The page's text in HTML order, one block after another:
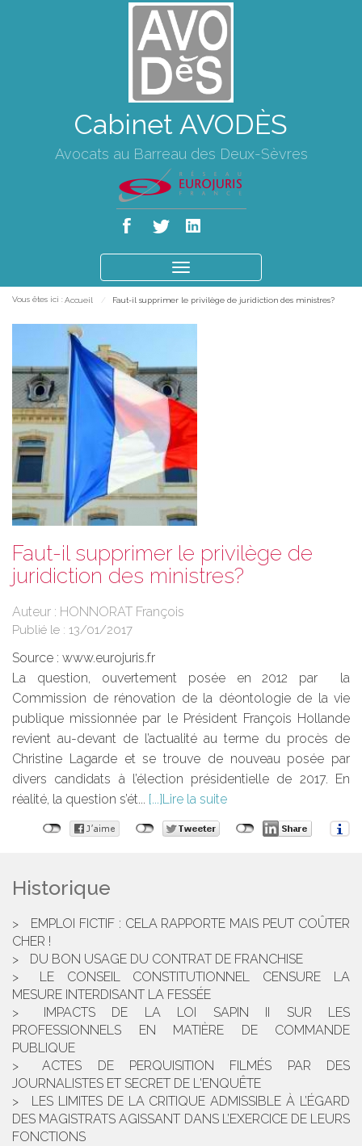
Cabinet AVODÈS
Avocats au Barreau des Deux-Sèvres
le
Vous êtes ici : Accueil Faut-il supprimer le privilège de juridiction des ministres?
Faut-il supprimer le privilège de
juridiction des ministres?
Auteur : HONNORAT François
Publié le : 13/01/2017
Source : www.eurojuris.fr
La question, ouvertement posée en 2012 par la
Commission de rénovation de la déontologie de la vie
publique missionnée par le Président François Hollande
revient au-devant de l’actualité au terme du procès de
Christine Lagarde et se trouve de nouveau posée par
divers candidats à l’élection présidentielle de 2017. En
réalité, la question s’ét...
Lire la suite
Historique
EMPLOI FICTIF : CELA RAPPORTE MAIS PEUT COÛTER
CHER !
DU BON USAGE DU CONTRAT DE FRANCHISE
LE CONSEIL CONSTITUTIONNEL CENSURE LA
MESURE INTERDISANT LA FESSÉE
IMPACTS DE LA LOI SAPIN II SUR LES
PROFESSIONNELS EN MATIÈRE DE COMMANDE
PUBLIQUE
ACTES DE PERQUISITION FILMÉS PAR DES
JOURNALISTES ET SECRET DE L'ENQUÊTE
LES LIMITES DE LA CRITIQUE ADMISSIBLE À L’ÉGARD
DES MAGISTRATS AGISSANT DANS L’EXERCICE DE LEURS
FONCTIONS